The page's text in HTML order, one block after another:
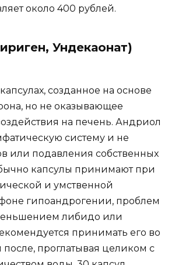
около 400 рублей.
Ундекаонат)
созданное на основе
но не оказывающее
на печень. Андриол
систему и не
или подавления собственных
капсулы принимают при
и умственной
гипоандрогении, проблем
либидо или
принимать его во
проглатывая целиком с